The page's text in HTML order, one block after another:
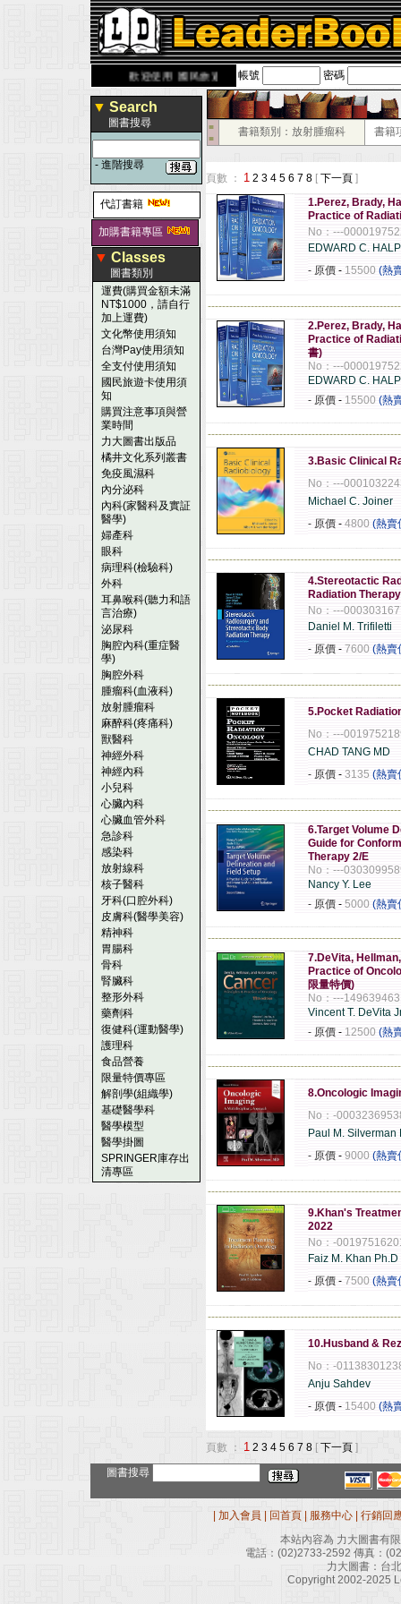
歡迎使用 國民旅遊卡！！ 帳號 密碼
▼ Search
圖書搜尋
- 進階搜尋
代訂書籍
加購書籍專區
▼ Classes
圖書類別
運費(購買金額未滿
NT$1000，請自行
加上運費)
文化幣使用須知
台灣Pay使用須知
全支付使用須知
國民旅遊卡使用須
知
購買注意事項與營
業時間
力大圖書出版品
橘井文化系列叢書
免疫風濕科
內分泌科
內科(家醫科及實証
醫學)
婦產科
眼科
病理科(檢驗科)
外科
耳鼻喉科(聽力和語
言治療)
泌尿科
胸腔內科(重症醫
學)
胸腔外科
腫瘤科(血液科)
放射腫瘤科
麻醉科(疼痛科)
獸醫科
神經外科
神經內科
小兒科
心臟內科
心臟血管外科
急診科
感染科
放射線科
核子醫科
牙科(口腔外科)
皮膚科(醫學美容)
精神科
胃腸科
骨科
腎臟科
整形外科
藥劑科
復健科(運動醫學)
護理科
食品營養
限量特價專區
解剖學(組織學)
基礎醫學科
醫學模型
醫學掛圖
SPRINGER庫存出
清專區
■
■
書籍類別：放射腫瘤科 書籍
頁數 ： 1 2 3 4 5 6 7 8 [ 下一頁 ]
1.Perez, Brady,
Practice of
No：---
EDWARD C.
- 原價 - 15500 (熱
2.Perez, Brady,
Practice of
書)
No：---
EDWARD C.
- 原價 - 15500 (熱
3.Basic Clinical
No：---
Michael C. Joiner
- 原價 - 4800 (熱賣
4.Stereotactic
Radiation
No：---
Daniel M. Trifiletti
- 原價 - 7600 (熱賣
5.Pocket
No：---
CHAD TANG MD
- 原價 - 3135 (熱賣
6.Target Volume
Guide for
Therapy 2/E
No：---
Nancy Y. Lee
- 原價 - 5000 (熱賣
7.DeVita,
Practice of
限量特價)
No：---
Vincent T. DeVita
- 原價 - 12500 (熱
8.Oncologic
No：-
Paul M. Silverman
- 原價 - 9000 (熱賣
9.Khan's
2022
No：-
Faiz M. Khan Ph.D
- 原價 - 7500 (熱賣
10.Husband &
No：-
Anju Sahdev
- 原價 - 15400 (熱
頁數 ： 1 2 3 4 5 6 7 8 [ 下一頁 ]
圖書搜尋
加入會員 回首頁 服務中心
行銷回
本站內容為 力大圖書有
電話： (02)2733-2592 傳真：
力大圖書：台
Copyright 2002-2025